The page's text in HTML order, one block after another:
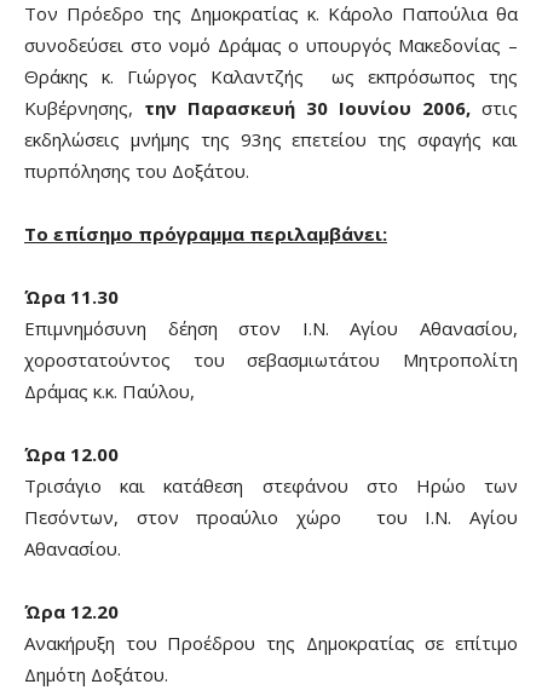
Τον Πρόεδρο της Δημοκρατίας κ. Κάρολο Παπούλια θα
συνοδεύσει στο νομό Δράμας ο υπουργός Μακεδονίας –
Θράκης κ. Γιώργος Καλαντζής ως εκπρόσωπος της
Κυβέρνησης, την Παρασκευή 30 Ιουνίου 2006, στις
εκδηλώσεις μνήμης της 93ης επετείου της σφαγής και
πυρπόλησης του Δοξάτου.
Το επίσημο πρόγραμμα περιλαμβάνει:
Ώρα 11.30
Επιμνημόσυνη δέηση στον Ι.Ν. Αγίου Αθανασίου,
χοροστατούντος του σεβασμιωτάτου Μητροπολίτη
Δράμας κ.κ. Παύλου,
Ώρα 12.00
Τρισάγιο και κατάθεση στεφάνου στο Ηρώο των
Πεσόντων, στον προαύλιο χώρο του Ι.Ν. Αγίου
Αθανασίου.
Ώρα 12.20
Ανακήρυξη του Προέδρου της Δημοκρατίας σε επίτιμο
Δημότη Δοξάτου.